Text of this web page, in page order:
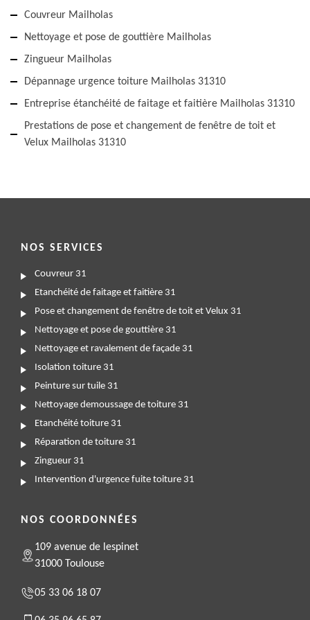
Couvreur Mailholas
Nettoyage et pose de gouttière Mailholas
Zingueur Mailholas
Dépannage urgence toiture Mailholas 31310
Entreprise étanchéité de faitage et faitière Mailholas 31310
Prestations de pose et changement de fenêtre de toit et
Velux Mailholas 31310
NOS SERVICES
Couvreur 31
Etanchéité de faitage et faitière 31
Pose et changement de fenêtre de toit et Velux 31
Nettoyage et pose de gouttière 31
Nettoyage et ravalement de façade 31
Isolation toiture 31
Peinture sur tuile 31
Nettoyage demoussage de toiture 31
Etanchéité toiture 31
Réparation de toiture 31
Zingueur 31
Intervention d'urgence fuite toiture 31
NOS COORDONNÉES
109 avenue de lespinet
31000 Toulouse
05 33 06 18 07